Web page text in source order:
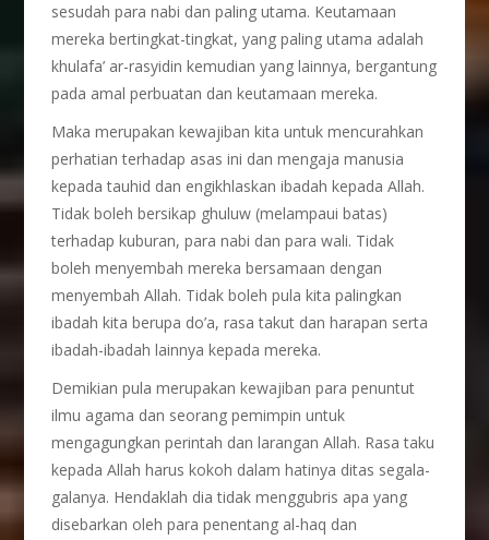
sesudah para nabi dan paling utama. Keutamaan
mereka bertingkat-tingkat, yang paling utama adalah
khulafa’ ar-rasyidin kemudian yang lainnya, bergantung
pada amal perbuatan dan keutamaan mereka.
Maka merupakan kewajiban kita untuk mencurahkan
perhatian terhadap asas ini dan mengaja manusia
kepada tauhid dan engikhlaskan ibadah kepada Allah.
Tidak boleh bersikap ghuluw (melampaui batas)
terhadap kuburan, para nabi dan para wali. Tidak
boleh menyembah mereka bersamaan dengan
menyembah Allah. Tidak boleh pula kita palingkan
ibadah kita berupa do’a, rasa takut dan harapan serta
ibadah-ibadah lainnya kepada mereka.
Demikian pula merupakan kewajiban para penuntut
ilmu agama dan seorang pemimpin untuk
mengagungkan perintah dan larangan Allah. Rasa taku
kepada Allah harus kokoh dalam hatinya ditas segala-
galanya. Hendaklah dia tidak menggubris apa yang
disebarkan oleh para penentang al-haq dan